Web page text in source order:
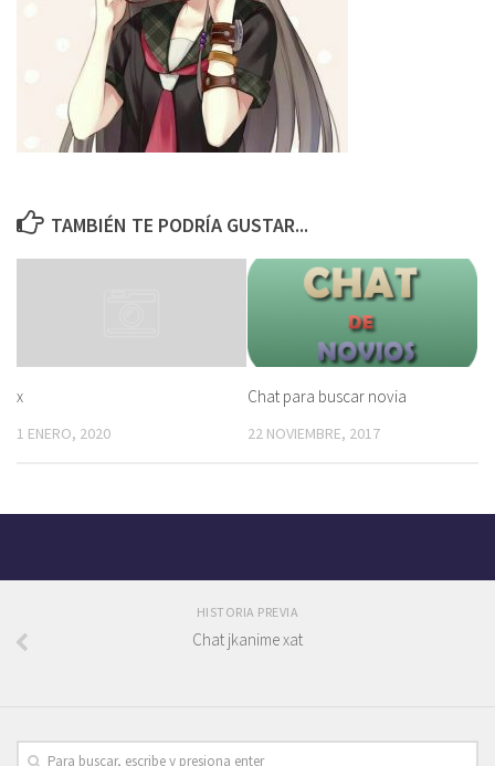
TAMBIÉN TE PODRÍA GUSTAR...
x
1 ENERO, 2020
Chat para buscar novia
22 NOVIEMBRE, 2017
HISTORIA PREVIA
Chat jkanime xat